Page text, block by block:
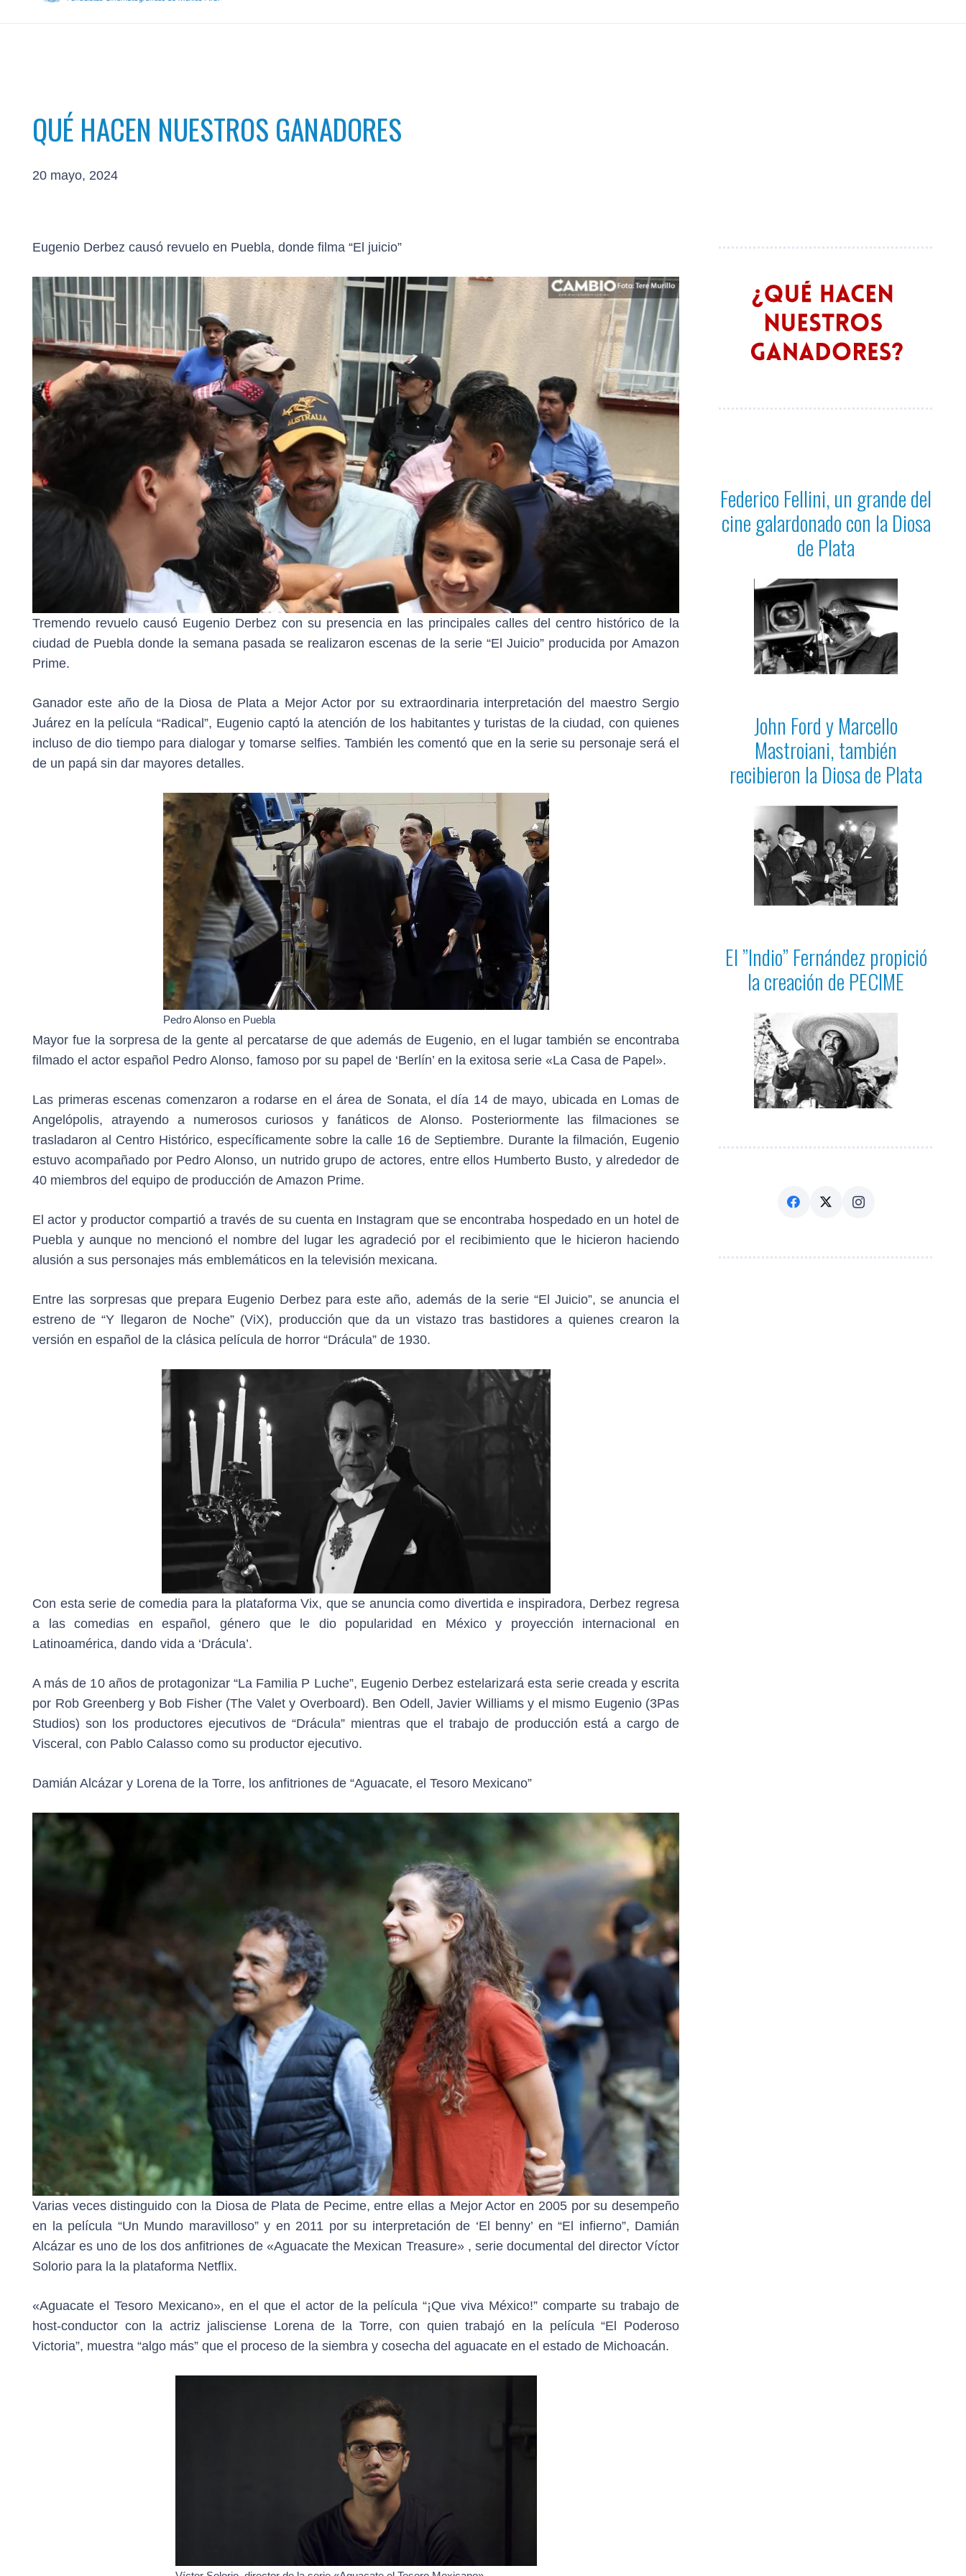
QUÉ HACEN NUESTROS GANADORES
20 mayo, 2024
Eugenio Derbez causó revuelo en Puebla, donde filma “El juicio”
Tremendo revuelo causó Eugenio Derbez con su presencia en las principales calles del centro histórico de la
ciudad de Puebla donde la semana pasada se realizaron escenas de la serie “El Juicio” producida por Amazon
Prime.
Ganador este año de la Diosa de Plata a Mejor Actor por su extraordinaria interpretación del maestro Sergio
Juárez en la película “Radical”, Eugenio captó la atención de los habitantes y turistas de la ciudad, con quienes
incluso de dio tiempo para dialogar y tomarse selfies. También les comentó que en la serie su personaje será el
de un papá sin dar mayores detalles.
Pedro Alonso en Puebla
Mayor fue la sorpresa de la gente al percatarse de que además de Eugenio, en el lugar también se encontraba
filmado el actor español Pedro Alonso, famoso por su papel de ‘Berlín’ en la exitosa serie «La Casa de Papel».
Las primeras escenas comenzaron a rodarse en el área de Sonata, el día 14 de mayo, ubicada en Lomas de
Angelópolis, atrayendo a numerosos curiosos y fanáticos de Alonso. Posteriormente las filmaciones se
trasladaron al Centro Histórico, específicamente sobre la calle 16 de Septiembre. Durante la filmación, Eugenio
estuvo acompañado por Pedro Alonso, un nutrido grupo de actores, entre ellos Humberto Busto, y alrededor de
40 miembros del equipo de producción de Amazon Prime.
El actor y productor compartió a través de su cuenta en Instagram que se encontraba hospedado en un hotel de
Puebla y aunque no mencionó el nombre del lugar les agradeció por el recibimiento que le hicieron haciendo
alusión a sus personajes más emblemáticos en la televisión mexicana.
Entre las sorpresas que prepara Eugenio Derbez para este año, además de la serie “El Juicio”, se anuncia el
estreno de “Y llegaron de Noche” (ViX), producción que da un vistazo tras bastidores a quienes crearon la
versión en español de la clásica película de horror “Drácula” de 1930.
Con esta serie de comedia para la plataforma Vix, que se anuncia como divertida e inspiradora, Derbez regresa
a las comedias en español, género que le dio popularidad en México y proyección internacional en
Latinoamérica, dando vida a ‘Drácula’.
A más de 10 años de protagonizar “La Familia P Luche”, Eugenio Derbez estelarizará esta serie creada y escrita
por Rob Greenberg y Bob Fisher (The Valet y Overboard). Ben Odell, Javier Williams y el mismo Eugenio (3Pas
Studios) son los productores ejecutivos de “Drácula” mientras que el trabajo de producción está a cargo de
Visceral, con Pablo Calasso como su productor ejecutivo.
Damián Alcázar y Lorena de la Torre, los anfitriones de “Aguacate, el Tesoro Mexicano”
Varias veces distinguido con la Diosa de Plata de Pecime, entre ellas a Mejor Actor en 2005 por su desempeño
en la película “Un Mundo maravilloso” y en 2011 por su interpretación de ‘El benny’ en “El infierno”, Damián
Alcázar es uno de los dos anfitriones de «Aguacate the Mexican Treasure» , serie documental del director Víctor
Solorio para la la plataforma Netflix.
«Aguacate el Tesoro Mexicano», en el que el actor de la película “¡Que viva México!” comparte su trabajo de
host-conductor con la actriz jalisciense Lorena de la Torre, con quien trabajó en la película “El Poderoso
Victoria”, muestra “algo más” que el proceso de la siembra y cosecha del aguacate en el estado de Michoacán.
Federico Fellini, un grande del
cine galardonado con la Diosa
de Plata
John Ford y Marcello
Mastroiani, también
recibieron la Diosa de Plata
El ”Indio” Fernández propició
la creación de PECIME